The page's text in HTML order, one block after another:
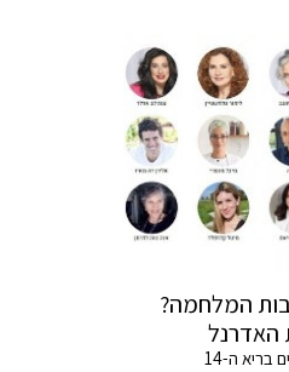
המלחמה?
האדרנל
בריא ה-14